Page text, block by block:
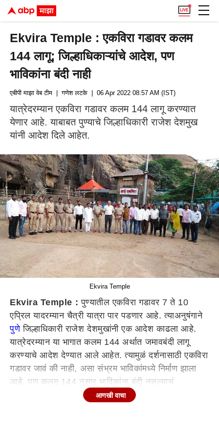
Ekvira Temple : एकविरा गडावर कलम
144 लागू; जिल्हाधिकाऱ्यांचे आदेश, पण
भाविकांना बंदी नाही
एबीपी माझा वेब टीम | गणेश लटके | 06 Apr 2022 08:57 AM (IST)
यात्रेदरम्यान एकविरा गडावर कलम 144 लागू करण्यात
येणार आहे. याबाबत पुण्याचे जिल्हाधिकारी राजेश देशमुख
यांनी आदेश दिले आहेत.
Ekvira Temple
Ekvira Temple : पुण्यातील एकविरा गडावर 7 ते 10
एप्रिल यादरम्यान चैत्री यात्रा पार पडणार आहे. त्याअनुषंगाने
पुणेजिल्हाधिकारी राजेश देशमुखांनी एक आदेश काढला आहे.
यात्रेदरम्यान या भागात कलम 144 अर्थात जमावबंदी लागू
करण्याचे आदेश देण्यात आले आहेत. त्यामुळं दर्शनासाठी एकविरा
गडावर जावं की नाही, असा संभ्रम भाविकांमध्ये निर्माण झाला
आहे. पण कलम 144 नुसार भाविकांना बंदी नसल्याचं
प्रशासनानं सांगितले आहे. एकीकडे सर्व निर्बंध हटवले जात
आणखी वाचा